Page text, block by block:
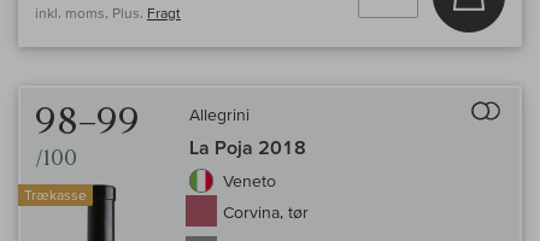
inkl. moms, Plus. Fragt
98–99
/100
Trækasse
Allegrini
La Poja 2018
Veneto
Corvina, tør